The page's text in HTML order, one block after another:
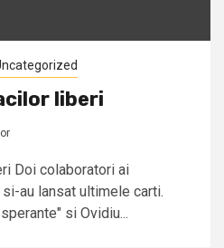
liberi
Doi colaboratori ai
au lansat ultimele carti.
si Ovidiu...